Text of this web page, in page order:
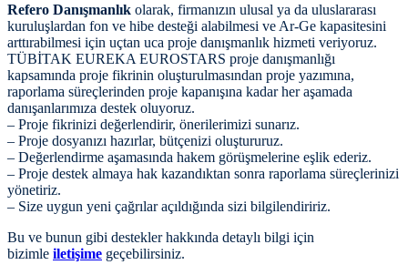
Refero Danışmanlık olarak, firmanızın ulusal ya da uluslararası
kuruluşlardan fon ve hibe desteği alabilmesi ve Ar-Ge kapasitesini
arttırabilmesi için uçtan uca proje danışmanlık hizmeti veriyoruz.
TÜBİTAK EUREKA EUROSTARS proje danışmanlığı
kapsamında proje fikrinin oluşturulmasından proje yazımına,
raporlama süreçlerinden proje kapanışına kadar her aşamada
danışanlarımıza destek oluyoruz.
– Proje fikrinizi değerlendirir, önerilerimizi sunarız.
– Proje dosyanızı hazırlar, bütçenizi oluştururuz.
– Değerlendirme aşamasında hakem görüşmelerine eşlik ederiz.
– Proje destek almaya hak kazandıktan sonra raporlama süreçlerinizi
yönetiriz.
– Size uygun yeni çağrılar açıldığında sizi bilgilendiririz.
Bu ve bunun gibi destekler hakkında detaylı bilgi için
bizimle iletişime geçebilirsiniz.